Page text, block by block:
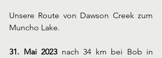
Unsere Route von Dawson Creek zum
Muncho Lake.
31. Mai 2023 nach 34 km bei Bob in